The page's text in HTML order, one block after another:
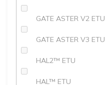
GATE ASTER V2 ETU
GATE ASTER V3 ETU
HAL2™ ETU
HAL™ ETU